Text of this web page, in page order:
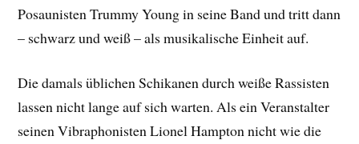
Posaunisten Trummy Young in seine Band und tritt dann
– schwarz und weiß – als musikalische Einheit auf.
Die damals üblichen Schikanen durch weiße Rassisten
lassen nicht lange auf sich warten. Als ein Veranstalter
seinen Vibraphonisten Lionel Hampton nicht wie die